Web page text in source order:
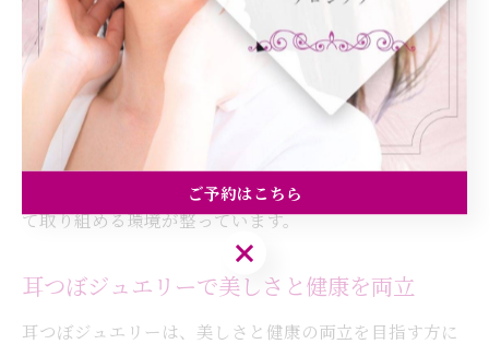
す。
ただし、個人差があるため「すぐに効果が出る」と期待
しすぎず、継続的なケアと生活習慣の見直しを組み合わ
せることが大切です。サロンでは、無理なく続けられる
サポート体制やフォローアップも充実しており、安心し
て取り組める環境が整っています。
耳つぼジュエリーで美しさと健康を両立
耳つぼジュエリーは、美しさと健康の両立を目指す方に
ご予約はこちら
ご予約はこちら